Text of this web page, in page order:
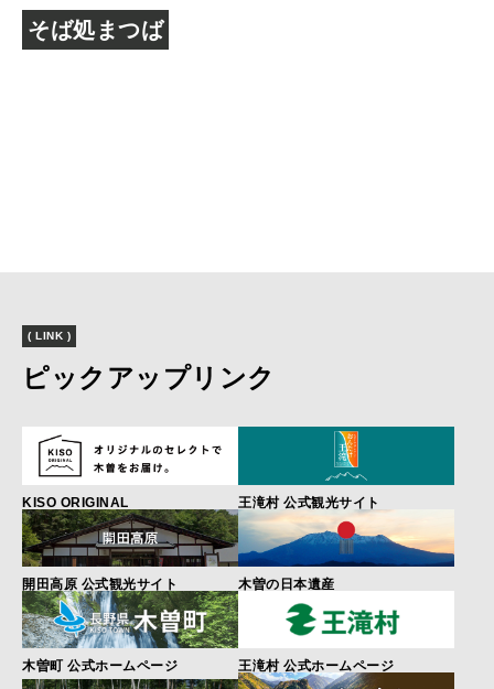
そば処まつば
( LINK )
ピックアップリンク
KISO ORIGINAL 王滝村 公式観光サイト
開田高原 公式観光サイト 木曽の日本遺産
木曽町 公式ホームページ 王滝村 公式ホームページ